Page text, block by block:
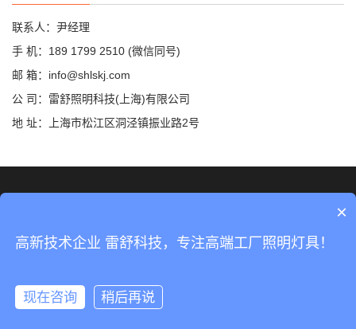
联系人：尹经理
手 机：189 1799 2510 (微信同号)
邮 箱：info@shlskj.com
公 司：雷舒照明科技(上海)有限公司
地 址：上海市松江区洞泾镇振业路2号
×
高新技术企业 雷舒科技，专注高端工厂照明灯具！
现在咨询 稍后再说